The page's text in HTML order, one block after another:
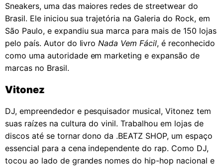
Sneakers, uma das maiores redes de streetwear do
Brasil. Ele iniciou sua trajetória na Galeria do Rock, em
São Paulo, e expandiu sua marca para mais de 150 lojas
pelo país. Autor do livro Nada Vem Fácil, é reconhecido
como uma autoridade em marketing e expansão de
marcas no Brasil.
Vitonez
DJ, empreendedor e pesquisador musical, Vitonez tem
suas raízes na cultura do vinil. Trabalhou em lojas de
discos até se tornar dono da .BEATZ SHOP, um espaço
essencial para a cena independente do rap. Como DJ,
tocou ao lado de grandes nomes do hip-hop nacional e